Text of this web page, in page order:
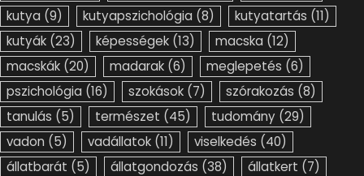
kutya (9) kutyapszichológia (8) kutyatartás (11)
kutyák (23) képességek (13) macska (12)
macskák (20) madarak (6) meglepetés (6)
pszichológia (16) szokások (7) szórakozás (8)
tanulás (5) természet (45) tudomány (29)
vadon (5) vadállatok (11) viselkedés (40)
állatbarát (5) állatgondozás (38) állatkert (7)